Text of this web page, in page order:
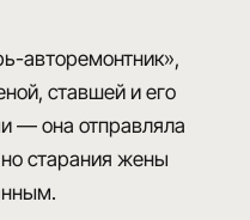
авторемонтник»,
ставшей и его
— она отправляла
старания жены